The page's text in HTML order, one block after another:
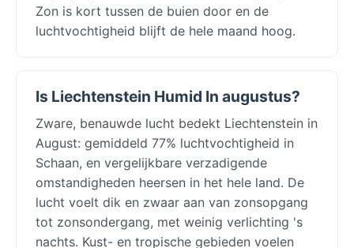
Zon is kort tussen de buien door en de
luchtvochtigheid blijft de hele maand hoog.
Is Liechtenstein Humid In augustus?
Zware, benauwde lucht bedekt Liechtenstein in
August: gemiddeld 77% luchtvochtigheid in
Schaan, en vergelijkbare verzadigende
omstandigheden heersen in het hele land. De
lucht voelt dik en zwaar aan van zonsopgang
tot zonsondergang, met weinig verlichting 's
nachts. Kust- en tropische gebieden voelen